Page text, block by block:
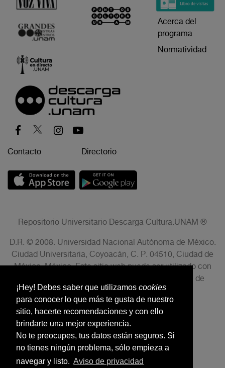
¡Hey! Debes saber que utilizamos cookies
para conocer lo que más te gusta de nuestro
sitio, hacerte recomendaciones y con ello
brindarte una mejor experiencia.
No te preocupes, tus datos están seguros. Si
no tienes ningún problema, sólo empieza a
navegar y listo. Aviso de privacidad
Acerca del
programa
Normatividad
Contacto Directorio
Repositorio Universitario Descarga Cultura.UNAM ®
D.R. © 2008. Universidad Nacional Autónoma de México.
Ciudad Universitaria, Coyoacán, C. P. 04510, Ciudad de
México, México. Este sitio web puede ser utilizado con
fines no lucrativos siempre que se cite la fuente de
conformidad con el AVISO LEGAL.